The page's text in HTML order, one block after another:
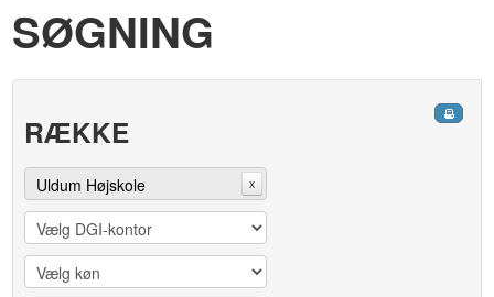
SØGNING
RÆKKE
Uldum Højskole x